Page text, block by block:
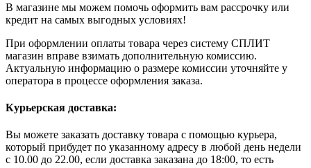
В магазине мы можем помочь оформить вам рассрочку или
кредит на самых выгодных условиях!
При оформлении оплаты товара через систему СПЛИТ
магазин вправе взимать дополнительную комиссию.
Актуальную информацию о размере комиссии уточняйте у
оператора в процессе оформления заказа.
Курьерская доставка:
Вы можете заказать доставку товара с помощью курьера,
который прибудет по указанному адресу в любой день недели
с 10.00 до 22.00, если доставка заказана до 18:00, то есть